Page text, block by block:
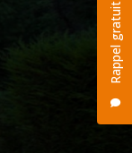
Rappel gratuit